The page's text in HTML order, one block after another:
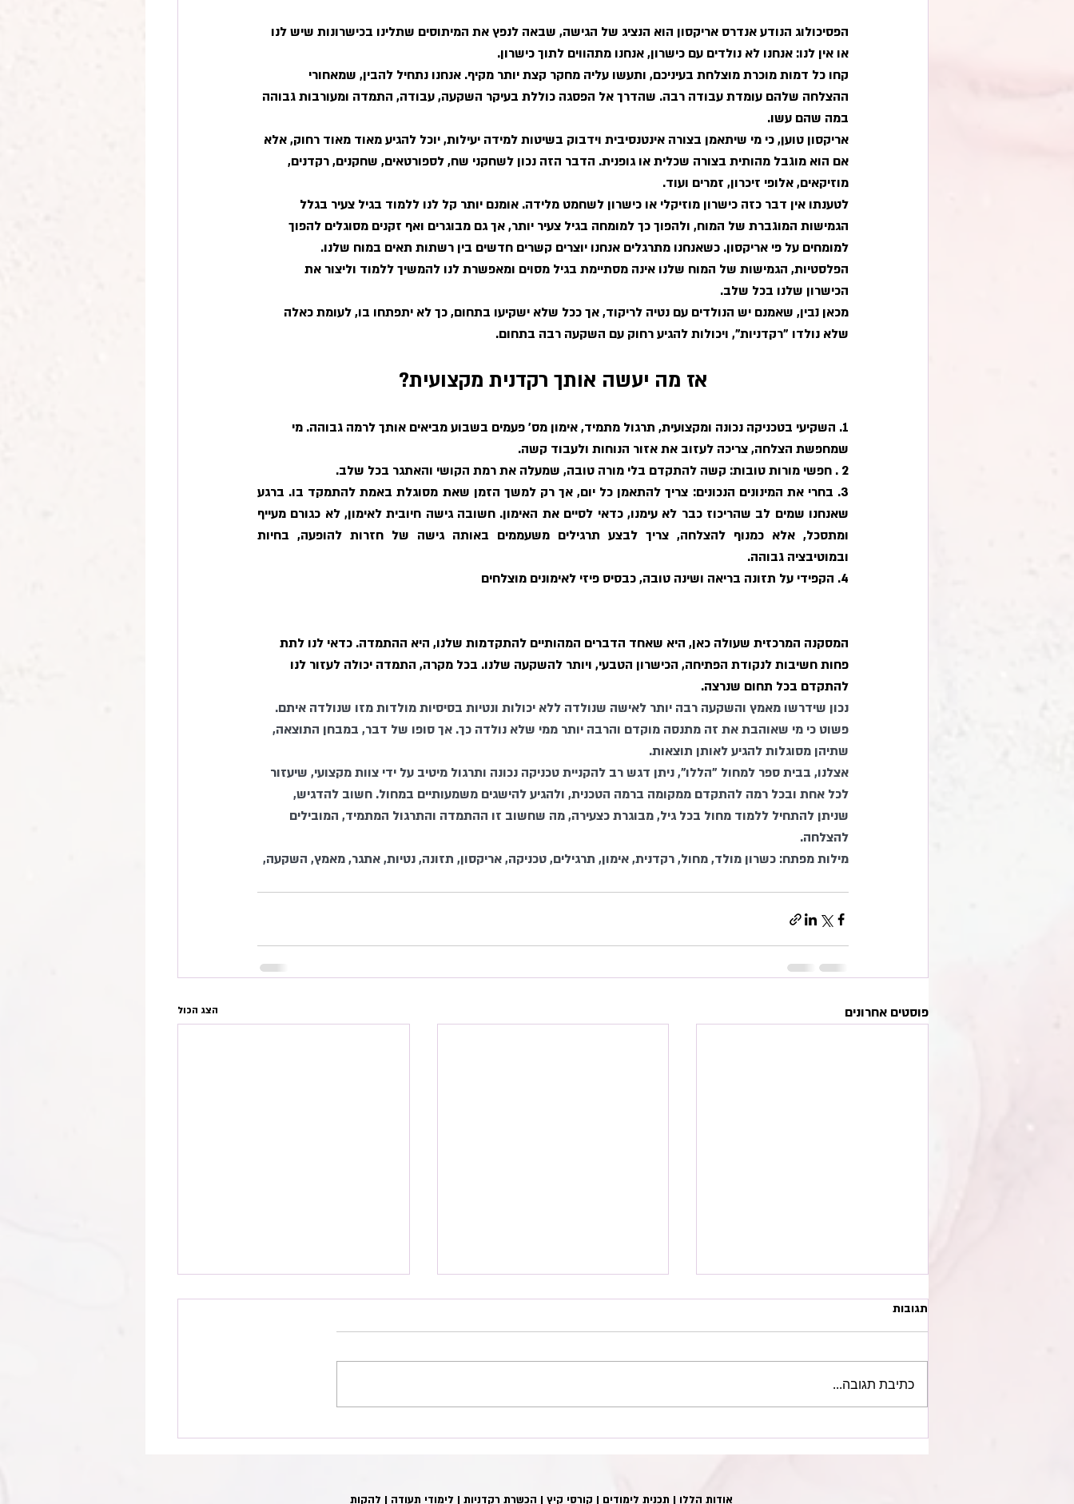
הפסיכולוג הנודע אנדרס אריקסון הוא הנציג של הגישה, שבאה לנפץ את המיתוסים שתלינו בכישרונות שיש לנו
או אין לנו: אנחנו לא נולדים עם כישרון, אנחנו מתהווים לתוך כישרון.
קחו כל דמות מוכרת מוצלחת בעיניכם, ותעשו עליה מחקר קצת יותר מקיף. אנחנו נתחיל להבין, שמאחורי
ההצלחה שלהם עומדת עבודה רבה. שהדרך אל הפסגה כוללת בעיקר השקעה, עבודה, התמדה ומעורבות גבוהה
במה שהם עשו.
אריקסון טוען, כי מי שיתאמן בצורה אינטנסיבית וידבוק בשיטות למידה יעילות, יוכל להגיע מאוד מאוד רחוק, אלא
אם הוא מוגבל מהותית בצורה שכלית או גופנית. הדבר הזה נכון לשחקני שח, לספורטאים, שחקנים, רקדנים,
מוזיקאים, אלופי זיכרון, זמרים ועוד.
לטענתו אין דבר כזה כישרון מוזיקלי או כישרון לשחמט מלידה. אומנם יותר קל לנו ללמוד בגיל צעיר בגלל
הגמישות המוגברת של המוח, ולהפוך כך למומחה בגיל צעיר יותר, אך גם מבוגרים ואף זקנים מסוגלים להפוך
למומחים על פי אריקסון. כשאנחנו מתרגלים אנחנו יוצרים קשרים חדשים בין רשתות תאים במוח שלנו.
הפלסטיות, הגמישות של המוח שלנו אינה מסתיימת בגיל מסוים ומאפשרת לנו להמשיך ללמוד וליצור את
הכישרון שלנו בכל שלב.
מכאן נבין, שאמנם יש הנולדים עם נטיה לריקוד, אך ככל שלא ישקיעו בתחום, כך לא יתפתחו בו, לעומת כאלה
שלא נולדו "רקדניות", ויכולות להגיע רחוק עם השקעה רבה בתחום.
אז מה יעשה אותך רקדנית מקצועית?
1
. השקיעי בטכניקה נכונה ומקצועית, תרגול מתמיד, אימון מס' פעמים בשבוע מביאים אותך לרמה גבוהה. מי
שמחפשת הצלחה, צריכה לעזוב את אזור הנוחות ולעבוד קשה.
2 . חפשי מורות טובות:
קשה להתקדם בלי מורה טובה, שמעלה את רמת הקושי והאתגר בכל שלב.
3. בחרי את המינונים הנכונים:
ובמוטיבציה גבוהה.
4. הקפידי על תזונה בריאה ושינה טובה,
כבסיס פיזי לאימונים מוצלחים
המסקנה המרכזית שעולה כאן, היא שאחד הדברים המהותיים להתקדמות שלנו, היא ההתמדה. כדאי לנו לתת
פחות חשיבות לנקודת הפתיחה, הכישרון הטבעי, ויותר להשקעה שלנו. בכל מקרה, התמדה יכולה לעזור לנו
להתקדם בכל תחום שנרצה.
נכון שידרשו מאמץ והשקעה רבה יותר לאישה שנולדה ללא יכולות ונטיות בסיסיות מולדות מזו שנולדה איתם.
פשוט כי מי שאוהבת את זה מתנסה מוקדם והרבה יותר ממי שלא נולדה כך. אך סופו של דבר, במבחן התוצאה,
שתיהן מסוגלות להגיע לאותן תוצאות.
אצלנו, בבית ספר למחול "הללו", ניתן דגש רב להקניית טכניקה נכונה ותרגול מיטיב על ידי צוות מקצועי, שיעזור
לכל אחת ובכל רמה להתקדם ממקומה ברמה הטכנית, ולהגיע להישגים משמעותיים במחול. חשוב להדגיש,
שניתן להתחיל ללמוד מחול בכל גיל, מבוגרת כצעירה, מה שחשוב זו ההתמדה והתרגול המתמיד, המובילים
להצלחה.
מילות מפתח: כשרון מולד, מחול, רקדנית, אימון, תרגילים, טכניקה, אריקסון, תזונה, נטיות, אתגר, מאמץ, השקעה,
פוסטים אחרונים הצג הכול
יתרונות הריקוד לגוף ולנפש
תגובות
כתיבת תגובה...
אודות הללו | תכנית לימודים | קורסי קיץ | הכשרת רקדניות | לימודי תעודה | להקות